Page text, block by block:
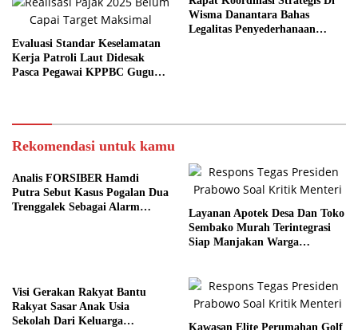
Evaluasi Standar Keselamatan
Kerja Patroli Laut Didesak
Pasca Pegawai KPPBC Gugur
Wisma Danantara Bahas
Legalitas Penyederhanaan
Rekomendasi untuk kamu
Analis FORSIBER Hamdi
Putra Sebut Kasus Pogalan Dua
Trenggalek Sebagai Alarm
Layanan Apotek Desa Dan Toko
Sembako Murah Terintegrasi
Siap Manjakan Warga
Visi Gerakan Rakyat Bantu
Rakyat Sasar Anak Usia
Sekolah Dari Keluarga
Kawasan Elite Perumahan Golf